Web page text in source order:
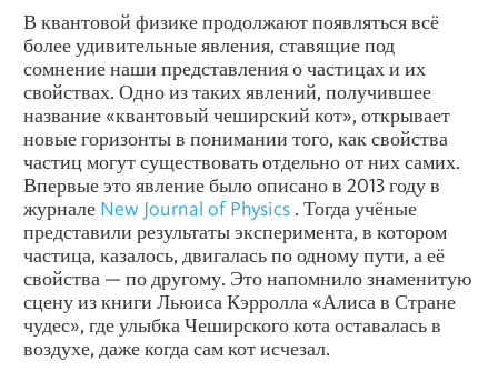
В квантовой физике продолжают появляться всё
более удивительные явления, ставящие под
сомнение наши представления о частицах и их
свойствах. Одно из таких явлений, получившее
название «квантовый чеширский кот», открывает
новые горизонты в понимании того, как свойства
частиц могут существовать отдельно от них самих.
Впервые это явление было описано в 2013 году в
журнале New Journal of Physics . Тогда учёные
представили результаты эксперимента, в котором
частица, казалось, двигалась по одному пути, а её
свойства — по другому. Это напомнило знаменитую
сцену из книги Льюиса Кэрролла «Алиса в Стране
чудес», где улыбка Чеширского кота оставалась в
воздухе, даже когда сам кот исчезал.